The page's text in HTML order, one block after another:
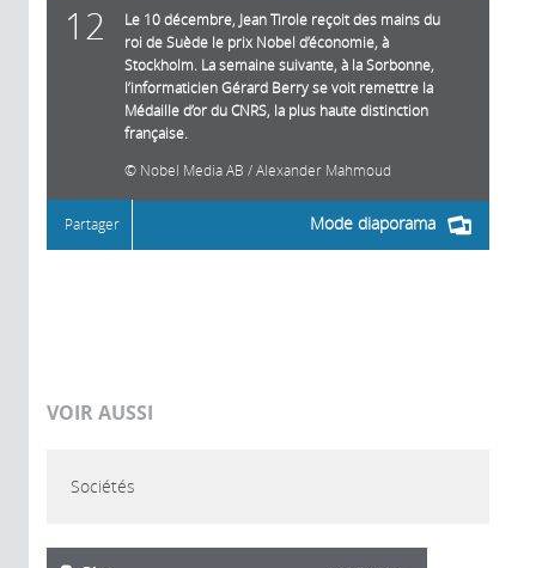
12
Le 10 décembre, Jean Tirole reçoit des mains du
roi de Suède le prix Nobel d’économie, à
Stockholm. La semaine suivante, à la Sorbonne,
l’informaticien Gérard Berry se voit remettre la
Médaille d’or du CNRS, la plus haute distinction
française.
Nobel Media AB / Alexander Mahmoud
Mode diaporama
Partager
VOIR AUSSI
Sociétés